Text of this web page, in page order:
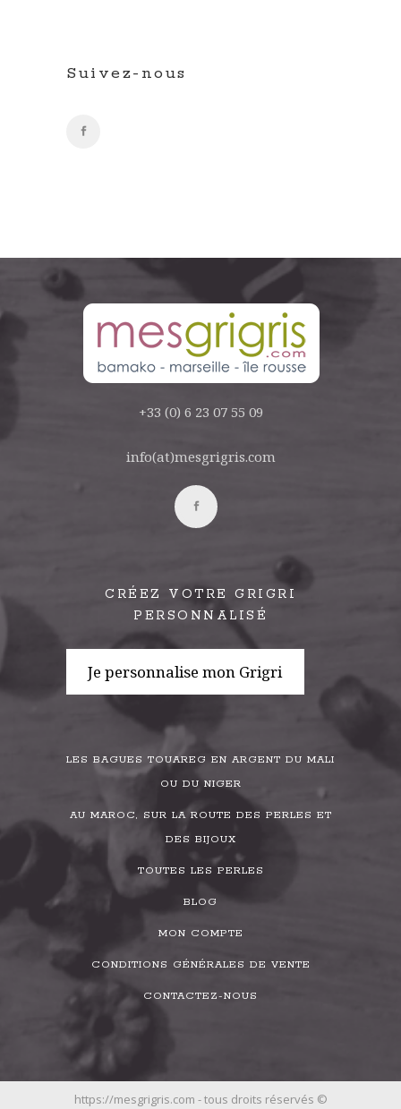
Suivez-nous
+33 (0) 6 23 07 55 09
info(at)mesgrigris.com
CRÉEZ VOTRE GRIGRI
PERSONNALISÉ
Je personnalise mon Grigri
LES BAGUES TOUAREG EN ARGENT DU MALI
OU DU NIGER
AU MAROC, SUR LA ROUTE DES PERLES ET
DES BIJOUX
TOUTES LES PERLES
BLOG
MON COMPTE
CONDITIONS GÉNÉRALES DE VENTE
CONTACTEZ-NOUS
https://mesgrigris.com - tous droits réservés ©